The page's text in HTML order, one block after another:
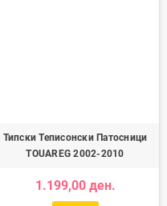
Типски Теписонски Патосници
TOUAREG 2002-2010
1.199,00 ден.